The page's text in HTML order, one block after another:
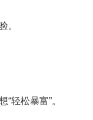
。
轻松暴富”。